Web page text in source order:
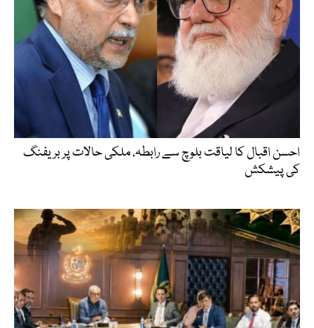
احسن اقبال کا لیاقت بلوچ سے رابطہ، ملکی حالات پر بریفنگ
کی پیشکش